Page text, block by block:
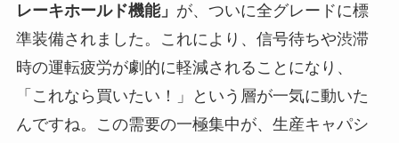
レーキホールド機能」 が、ついに全グレードに標
準装備されました。これにより、信号待ちや渋滞
時の運転疲労が劇的に軽減されることになり、
「これなら買いたい！」という層が一気に動いた
んですね。この需要の一極集中が、生産キャパシ